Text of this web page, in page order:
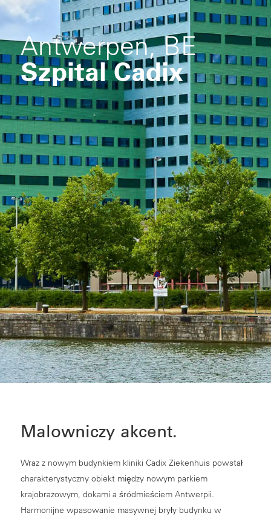
Antwerpen, BE
Szpital Cadix
Malowniczy akcent.
Wraz z nowym budynkiem kliniki Cadix Ziekenhuis powstał
charakterystyczny obiekt między nowym parkiem
krajobrazowym, dokami a śródmieściem Antwerpii.
Harmonijne wpasowanie masywnej bryły budynku w